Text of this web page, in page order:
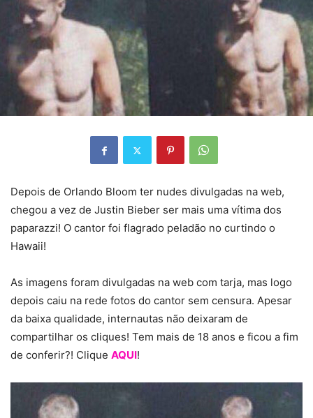
Depois de Orlando Bloom ter nudes divulgadas na web,
chegou a vez de Justin Bieber ser mais uma vítima dos
paparazzi! O cantor foi flagrado peladão no curtindo o
Hawaii!
As imagens foram divulgadas na web com tarja, mas logo
depois caiu na rede fotos do cantor sem censura. Apesar
da baixa qualidade, internautas não deixaram de
compartilhar os cliques! Tem mais de 18 anos e ficou a fim
de conferir?! Clique AQUI!